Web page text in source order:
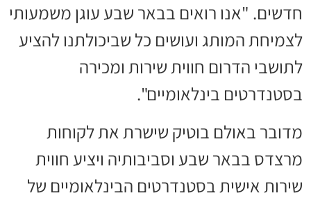
חדשים. "אנו רואים בבאר שבע עוגן משמעותי
לצמיחת המותג ועושים כל שביכולתנו להציע
לתושבי הדרום חווית שירות ומכירה
בסטנדרטים בינלאומיים".
מדובר באולם בוטיק שישרת את לקוחות
מרצדס בבאר שבע וסביבותיה ויציע חווית
שירות אישית בסטנדרטים הבינלאומיים של